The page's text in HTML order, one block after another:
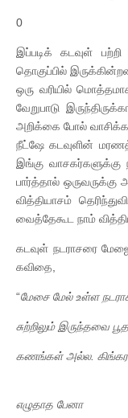
0
இப்படிக் கடவுள்
தொகுப்பில்
ஒரு வரியில்
வேறுபாடு
அறிக்கை போல்
நீட்ஷே கடவுளின்
இங்கு வாசகர்களுக்கு
பார்த்தால்
வித்தியாசம்
வைத்தேகூட நாம்
கடவுள் நடராசரை
கவிதை,
“மேசை மேல் உள்ள
சுற்றிலும் இருந்தவை பூத
கணங்கள் அல்ல.
எழுதாத பேனா